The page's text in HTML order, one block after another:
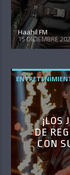
Haahil FM
15 DICIEMBRE
¡LOS
DE
CON